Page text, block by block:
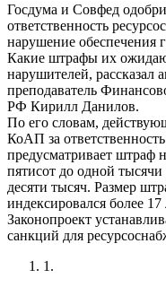
Госдума и Совфед
ответственность
нарушение обеспечения
Какие штрафы их
нарушителей, рассказал
преподаватель
РФ Кирилл Данилов.
По его словам,
КоАП за
предусматривает штраф
пятисот до одной
десяти тысяч. Размер
индексировался более 17
Законопроект
санкций для
1.